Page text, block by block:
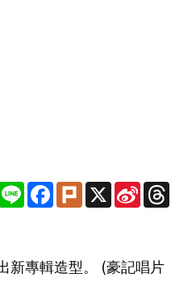
Line Facebook
PlurkX Sina
新專輯造型。 (豪記唱片